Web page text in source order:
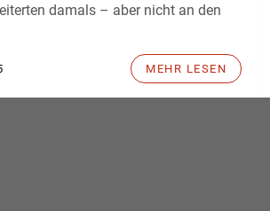
damals – aber nicht an den
MEHR LESEN